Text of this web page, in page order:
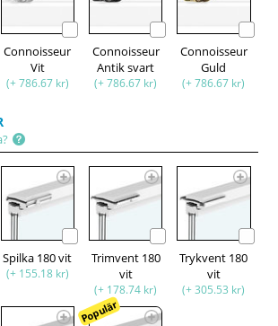
Connoisseur
Vit
(+ 786.67 kr)
Connoisseur
Antik svart
(+ 786.67 kr)
Connoisseur
Guld
(+ 786.67 kr)
Spilka 180 vit
(+ 155.18 kr)
Trimvent 180
vit
(+ 178.74 kr)
Trykvent 180
vit
(+ 305.53 kr)
Populär